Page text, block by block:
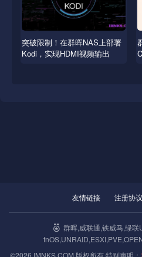
突破限制！在群晖NAS上部署
Kodi，实现HDMI视频输出
友情链接 注册协议
群晖,威联通,铁威马,绿